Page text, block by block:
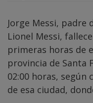
Jorge Messi,
Lionel Messi,
primeras horas de
provincia de Santa
02:00 horas, según
de esa ciudad,